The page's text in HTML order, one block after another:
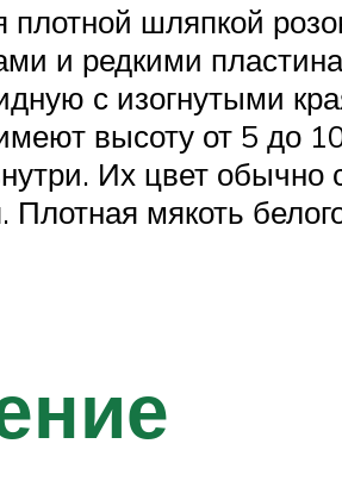
плотной шляпкой
и редкими
с изогнутыми
высоту от 5 до
Их цвет обычно
Плотная мякоть